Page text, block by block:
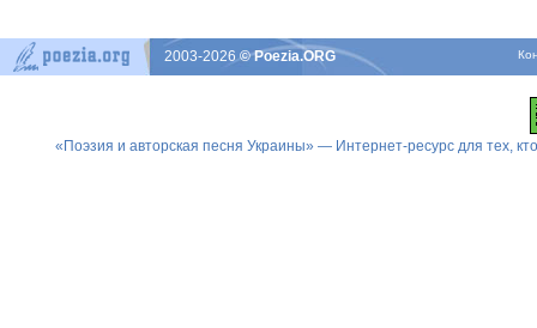
2003-2026© Poezia.ORG
«Поэзия и авторская песня Украины» — Интернет-ресурс для тех,